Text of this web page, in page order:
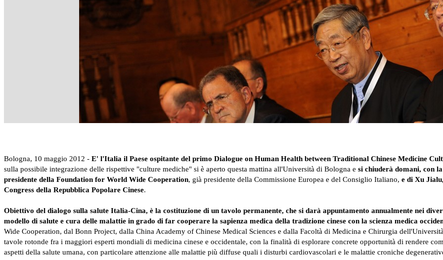
Bologna, 10 maggio 2012 - E' l'Italia il Paese ospitante del primo Dialogue on Human Health between Traditional Chinese Medicine
sulla possibile integrazione delle rispettive "culture mediche" si è aperto questa mattina all'Università di Bologna e si chiuderà domani, con
presidente della Foundation for World Wide Cooperation, già presidente della Commissione Europea e del Consiglio Italiano, e di Xu
Congress della Repubblica Popolare Cinese.
Obiettivo del dialogo sulla salute Italia-Cina, è la costituzione di un tavolo permanente, che si darà appuntamento annualmente nei
modello di salute e cura delle malattie in grado di far cooperare la sapienza medica della tradizione cinese con la scienza medica
Wide Cooperation, dal Bonn Project, dalla China Academy of Chinese Medical Sciences e dalla Facoltà di Medicina e Chirurgia
tavole rotonde fra i maggiori esperti mondiali di medicina cinese e occidentale, con la finalità di esplorare concrete opportunità di rendere
aspetti della salute umana, con particolare attenzione alle malattie più diffuse quali i disturbi cardiovascolari e le malattie croniche